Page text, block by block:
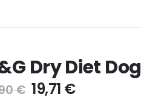
Dry Diet
€ 19,71 €